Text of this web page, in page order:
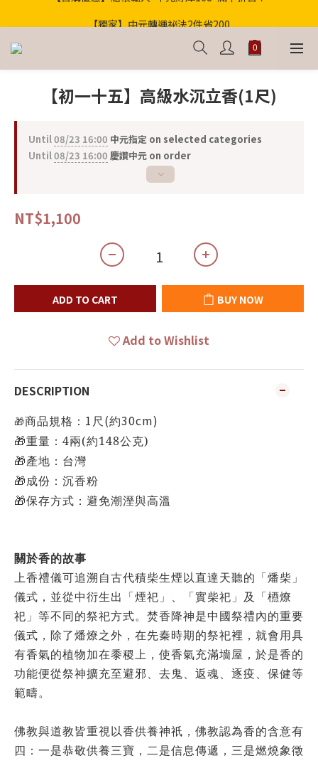
【獨家】中元轉運祕法2件省200
歡迎光臨！全店滿1000免運
【初一十五】高級水沉立香(1尺)
Until08/23 16:00 中元指定 on selected categories
Until08/23 16:00 慶讚中元 on order
NT$1,100
ADD TO CART BUY NOW
Add to Wishlist
DESCRIPTION
🎁商品規格： 1 尺 (約30cm)
🎁重量：4兩(約148公克)
🎁產地：台灣
🎁成份：沉香粉
🎁保存方式：避免潮溼與高溫
關於香的故事
上香禮儀可追溯自古代積柴生煙以直達天聽的「燔柴」
儀式，並從中衍生出「煙祀」、「實柴祀」及「槱燎
祀」等不同的祭祀方式。焚香降神是中國祭禮內的重要
儀式，除了燔燎之外，在先秦時期的祭祀裡，就會用具
有香氣的植物加在黍稷上，使香氣充滿墻屋，於是香的
功能便從祭神擴充至避邪、去鬼、返魂、逐疫、保健等
範疇。
佛教與道教皆重視以香供養神祇，佛教認為香的含意有
四：一是恭敬供養三寶，二是信息傳遞，三是燃燒象徵